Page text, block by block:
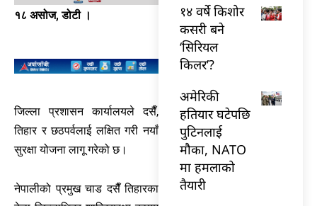
१८ असोज, डोटी ।
जिल्ला प्रशासन कार्यालयले दसैँ,
तिहार र छठपर्वलाई लक्षित गरी नयाँ
सुरक्षा योजना लागू गरेको छ।
नेपालीको प्रमुख चाड दसैँ तिहारका
१४ वर्षे किशोर
कसरी बने
‘सिरियल
किलर’?
अमेरिकी
हतियार घटेपछि
पुटिनलाई
मौका, NATO
मा हमलाको
तैयारी